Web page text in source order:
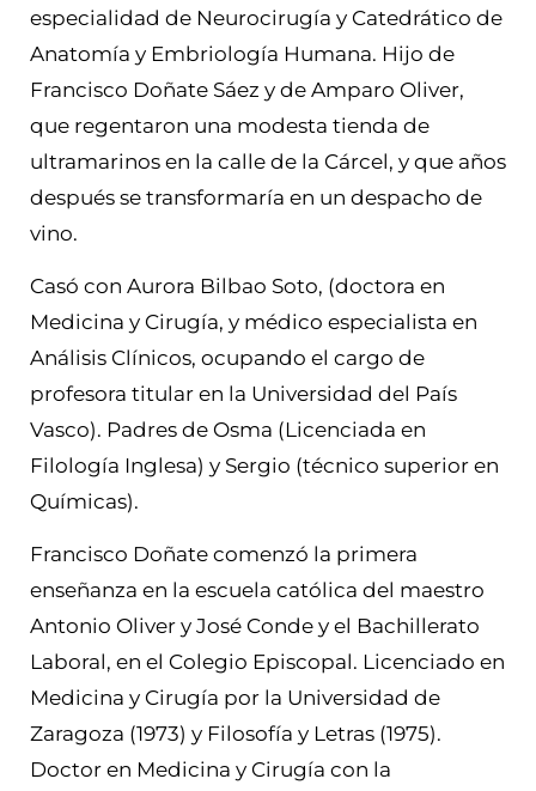
especialidad de Neurocirugía y Catedrático de
Anatomía y Embriología Humana. Hijo de
Francisco Doñate Sáez y de Amparo Oliver,
que regentaron una modesta tienda de
ultramarinos en la calle de la Cárcel, y que años
después se transformaría en un despacho de
vino.
Casó con Aurora Bilbao Soto, (doctora en
Medicina y Cirugía, y médico especialista en
Análisis Clínicos, ocupando el cargo de
profesora titular en la Universidad del País
Vasco). Padres de Osma (Licenciada en
Filología Inglesa) y Sergio (técnico superior en
Químicas).
Francisco Doñate comenzó la primera
enseñanza en la escuela católica del maestro
Antonio Oliver y José Conde y el Bachillerato
Laboral, en el Colegio Episcopal. Licenciado en
Medicina y Cirugía por la Universidad de
Zaragoza (1973) y Filosofía y Letras (1975).
Doctor en Medicina y Cirugía con la